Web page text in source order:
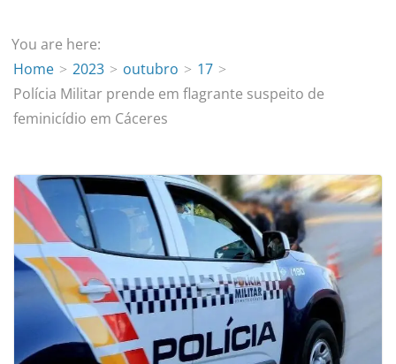
You are here:
Home
2023 outubro
17
Polícia Militar prende em flagrante suspeito de
feminicídio em Cáceres